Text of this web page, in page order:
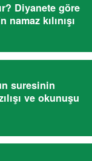
Diyanete göre
kılınışı
suresinin
ve okunuşu